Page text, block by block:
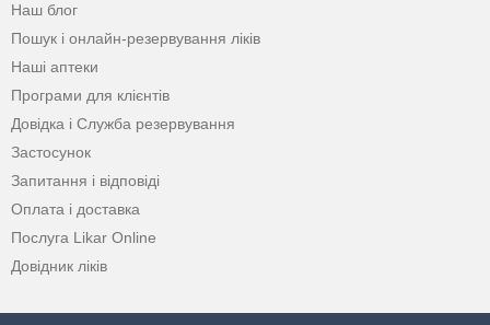
Наш блог
Пошук і онлайн-резервування ліків
Наші аптеки
Програми для клієнтів
Довідка і Служба резервування
Застосунок
Запитання і відповіді
Оплата і доставка
Послуга Likar Online
Довідник ліків